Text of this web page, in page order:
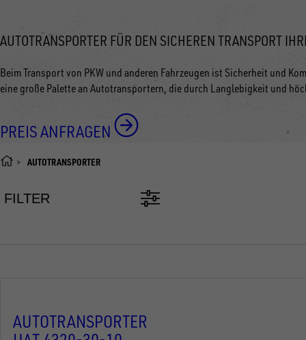
AUTOTRANSPORTER FÜR DEN SICHEREN TRANSPORT
Beim Transport von PKW und anderen Fahrzeugen ist Sicherheit und
eine große Palette an Autotransportern, die durch Langlebigkeit und
PREIS ANFRAGEN
AUTOTRANSPORTER
FILTER
AUTOTRANSPORTER